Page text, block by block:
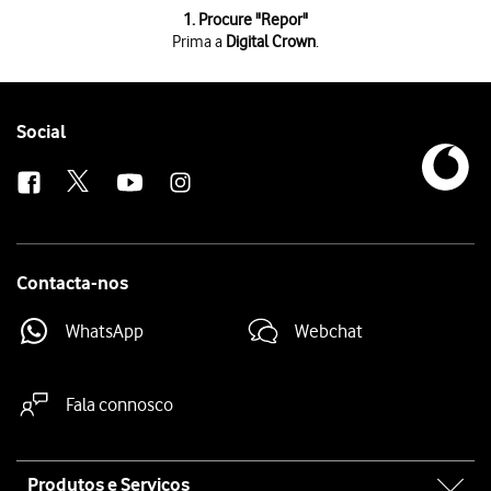
1. Procure "Repor"
Prima a Digital Crown.
Primao ícone de definições.
PrimaRepor
Prima
Apagar tudo . Aguarde um momento enquanto o seu Apple
Follow
Social
Contacta-nos
WhatsApp Webchat
Fala connosco
Produtos e Serviços